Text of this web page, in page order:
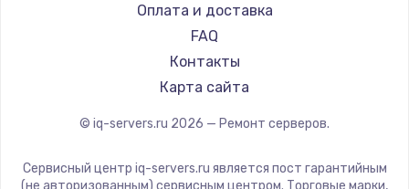
Заказать
Установка / подключение / демонтаж
1300 руб.
Заказать
Прошивка
Оплата и доставка
FAQ
Контакты
Карта сайта
© iq-servers.ru 2026 — Ремонт серверов.
Сервисный центр iq-servers.ru является пост гарантийным
(не авторизованным) сервисным центром. Торговые марки,